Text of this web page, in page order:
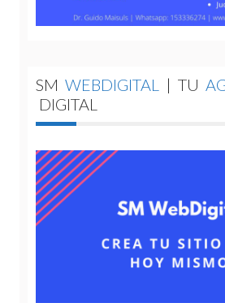
SM WEBDIGITAL | TU
DIGITAL